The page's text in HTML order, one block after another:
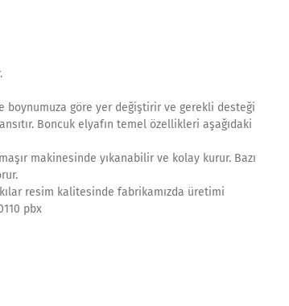
boynumuza göre yer değiştirir ve gerekli desteği
Boncuk elyafın temel özellikleri aşağıdaki
makinesinde yıkanabilir ve kolay kurur. Bazı
resim kalitesinde fabrikamızda üretimi
pbx